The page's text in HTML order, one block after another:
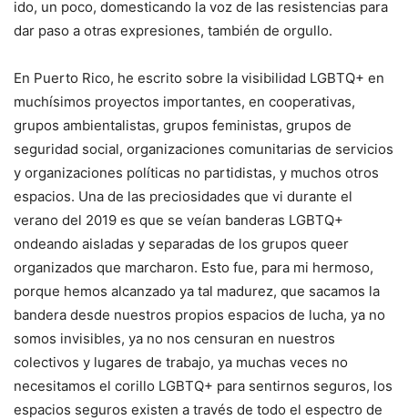
ido, un poco, domesticando la voz de las resistencias para
dar paso a otras expresiones, también de orgullo.
En Puerto Rico, he escrito sobre la visibilidad LGBTQ+ en
muchísimos proyectos importantes, en cooperativas,
grupos ambientalistas, grupos feministas, grupos de
seguridad social, organizaciones comunitarias de servicios
y organizaciones políticas no partidistas, y muchos otros
espacios. Una de las preciosidades que vi durante el
verano del 2019 es que se veían banderas LGBTQ+
ondeando aisladas y separadas de los grupos queer
organizados que marcharon. Esto fue, para mi hermoso,
porque hemos alcanzado ya tal madurez, que sacamos la
bandera desde nuestros propios espacios de lucha, ya no
somos invisibles, ya no nos censuran en nuestros
colectivos y lugares de trabajo, ya muchas veces no
necesitamos el corillo LGBTQ+ para sentirnos seguros, los
espacios seguros existen a través de todo el espectro de